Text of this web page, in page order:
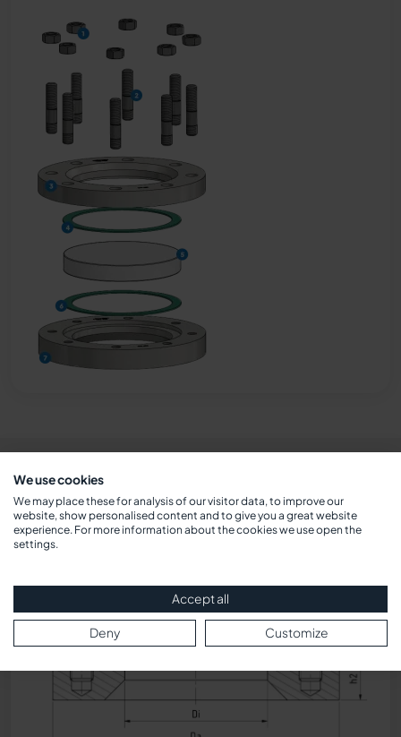
Doorsnede-
tekening
We use cookies
We may place these for analysis of our visitor data, to improve our
website, show personalised content and to give you a great website
experience. For more information about the cookies we use open the
settings.
Accept all
Deny Customize